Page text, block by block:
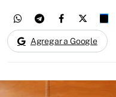
Agregar a Google